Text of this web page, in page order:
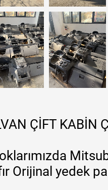
ÇİFT KABİN
Orijinal yedek